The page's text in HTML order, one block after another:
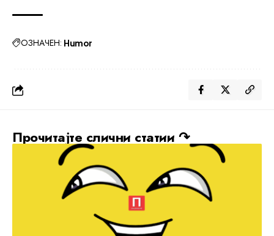
ОЗНАЧЕН: Humor
Прочитајте слични статии ↷